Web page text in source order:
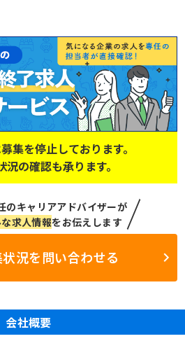
集を停止しております。
況の確認も承ります。
のキャリアアドバイザーが
な求人情報をお伝えします
況を問い合わせる
会社概要